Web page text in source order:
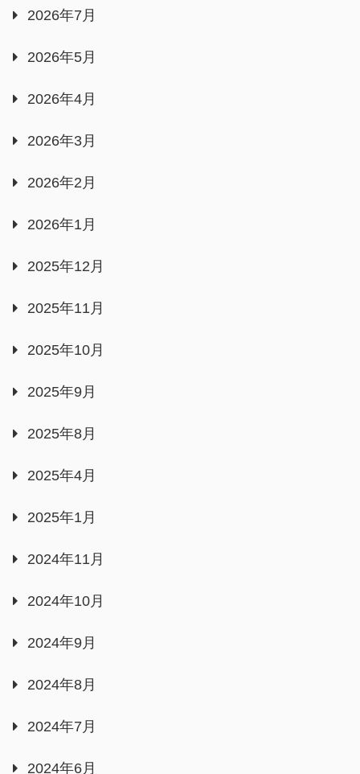
2026年7月
2026年5月
2026年4月
2026年3月
2026年2月
2026年1月
2025年12月
2025年11月
2025年10月
2025年9月
2025年8月
2025年4月
2025年1月
2024年11月
2024年10月
2024年9月
2024年8月
2024年7月
2024年6月